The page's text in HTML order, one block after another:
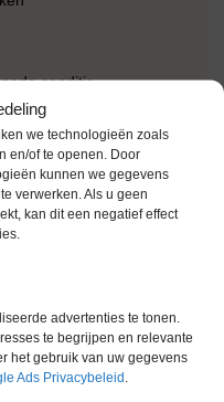
we technologieën zoals
en/of te openen. Door
kunnen we gegevens
verwerken. Als u geen
kan dit een negatief effect
advertenties te tonen.
te begrijpen en relevante
het gebruik van uw gegevens
Ads Privacybeleid .
conditie